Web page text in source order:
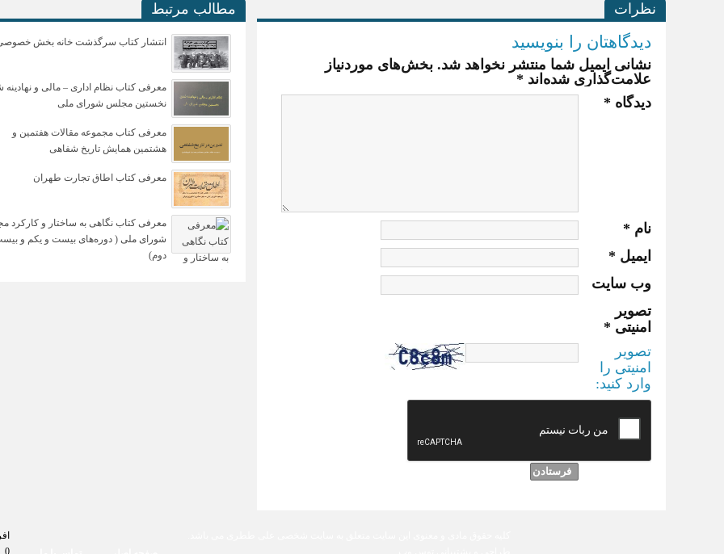
مطالب مرتبط
انتشار کتاب سرگذشت خانه بخش
معرفی کتاب نظام اداری – مالی و
نخستین مجلس شورای ملی
معرفی کتاب مجموعه مقالات هفتمین و
هشتمین همایش تاریخ شفاهی
معرفی کتاب اطاق تجارت طهران
معرفی کتاب نگاهی به ساختار و کارکرد
شورای ملی ( دوره‌های بیست و یکم و
دوم)‏
نظرات
دیدگاهتان را بنویسید
نشانی ایمیل شما منتشر نخواهد شد. بخش‌های موردنیاز
علامت‌گذاری شده‌اند *
دیدگاه *
نام *
ایمیل *
وب‌ سایت
تصویر
امنیتی *
تصویر
امنیتی را
وارد کنید:
0